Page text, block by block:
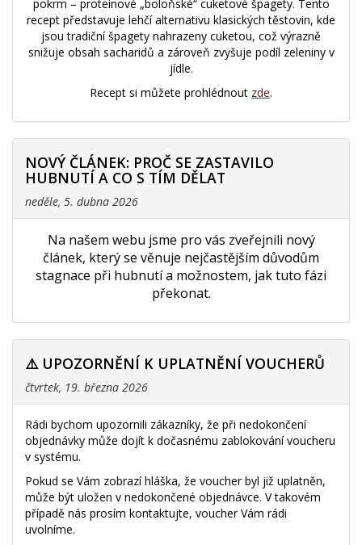
pokrm – proteinové „boloňské“ cuketové špagety. Tento
recept představuje lehčí alternativu klasických těstovin, kde
jsou tradiční špagety nahrazeny cuketou, což výrazně
snižuje obsah sacharidů a zároveň zvyšuje podíl zeleniny v
jídle.
Recept si můžete prohlédnout zde.
NOVÝ ČLÁNEK: PROČ SE ZASTAVILO
HUBNUTÍ A CO S TÍM DĚLAT
neděle, 5. dubna 2026
Na našem webu jsme pro vás zveřejnili nový
článek, který se věnuje nejčastějším důvodům
stagnace při hubnutí a možnostem, jak tuto fázi
překonat.
⚠️ UPOZORNĚNÍ K UPLATNĚNÍ VOUCHERŮ
čtvrtek, 19. března 2026
Rádi bychom upozornili zákazníky, že při nedokončení
objednávky může dojít k dočasnému zablokování voucheru
v systému.
Pokud se Vám zobrazí hláška, že voucher byl již uplatněn,
může být uložen v nedokončené objednávce. V takovém
případě nás prosím kontaktujte, voucher Vám rádi
uvolníme.